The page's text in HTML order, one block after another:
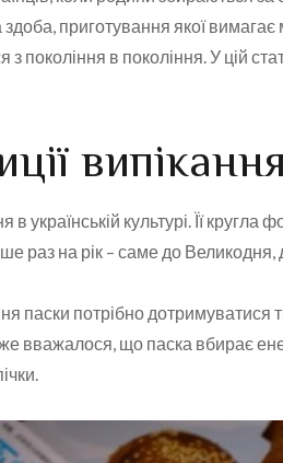
приготування якої
покоління в покоління. У цій
українській культурі. Її
раз на рік – саме до
паски потрібно дотримуватися
вважалося, що паска вбирає